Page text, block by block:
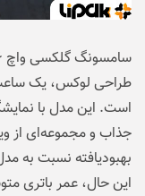
طراحی لوکس، یک ساعت
است. این مدل با
جذاب و مجموعه‌ای از
این حال، عمر باتری